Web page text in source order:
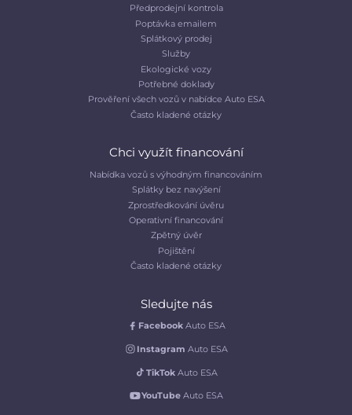
Předprodejní kontrola
Poptávka emailem
Splátkový prodej
Služby
Ekologické vozy
Potřebné doklady
Prověření všech vozů v nabídce Auto ESA
Často kladené otázky
Chci využít financování
Nabídka vozů s výhodným financováním
Splátky bez navýšení
Zprostředkování úvěru
Operativní financování
Zpětný úvěr
Pojištění
Často kladené otázky
Sledujte nás
Facebook Auto ESA
Instagram Auto ESA
TikTok Auto ESA
YouTubeAuto ESA